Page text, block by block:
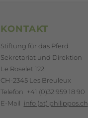
KONTAKT
Stiftung für das Pferd
Sekretariat und Direktion
Le Roselet 122
CH-2345 Les Breuleux
Telefon +41 (0)32 959 18 90
E-Mail info (at) philippos.ch